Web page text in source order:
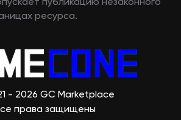
публикацию незаконного
ресурса.
- 2026 GC Marketplace
права защищены